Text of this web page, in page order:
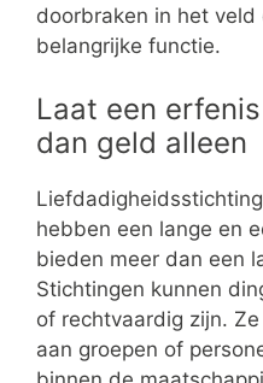
doorbraken in het veld
belangrijke functie.
Laat een
dan geld alleen
hebben een lange en
bieden meer dan een
Stichtingen kunnen
of rechtvaardig zijn.
aan groepen of